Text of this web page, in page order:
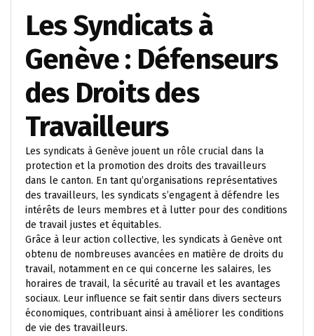
Les Syndicats à
Genève : Défenseurs
des Droits des
Travailleurs
Les syndicats à Genève jouent un rôle crucial dans la
protection et la promotion des droits des travailleurs
dans le canton. En tant qu’organisations représentatives
des travailleurs, les syndicats s’engagent à défendre les
intérêts de leurs membres et à lutter pour des conditions
de travail justes et équitables.
Grâce à leur action collective, les syndicats à Genève ont
obtenu de nombreuses avancées en matière de droits du
travail, notamment en ce qui concerne les salaires, les
horaires de travail, la sécurité au travail et les avantages
sociaux. Leur influence se fait sentir dans divers secteurs
économiques, contribuant ainsi à améliorer les conditions
de vie des travailleurs.